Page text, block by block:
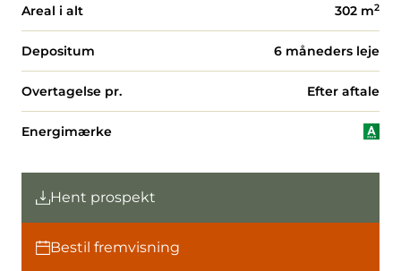
Areal i alt 302 m2
Depositum 6 måneders leje
Overtagelse pr. Efter aftale
Energimærke
Hent prospekt
Bestil fremvisning